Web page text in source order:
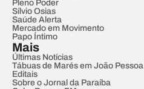
Pleno Poder
Sílvio Osias
Saúde Alerta
Mercado em Movimento
Papo Íntimo
Mais
Últimas Notícias
Tábuas de Marés em João Pessoa
Editais
Sobre o Jornal da Paraíba